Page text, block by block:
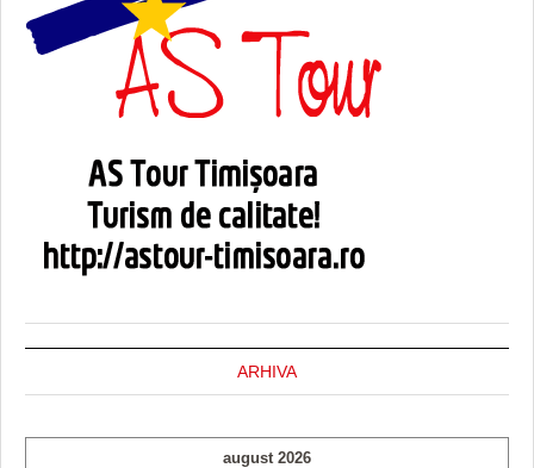
ARHIVA
august 2026